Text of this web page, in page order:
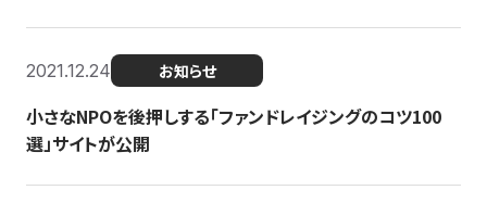
2021.12.24 お知らせ
小さなNPOを後押しする「ファンドレイジングのコツ100
選」サイトが公開